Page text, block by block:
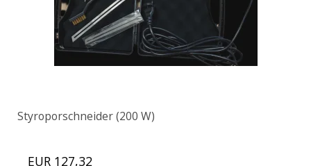
Styroporschneider (200 W)
EUR 127,32